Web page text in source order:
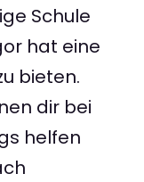
Schule
hat eine
bieten.
dir bei
helfen